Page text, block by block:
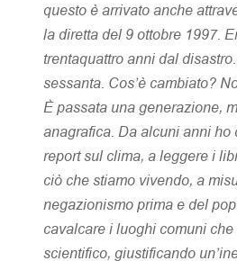
questo è arrivato anche
la diretta del 9 ottobre 1997.
trentaquattro anni dal
sessanta. Cos’è cambiato?
È passata una generazione,
anagrafica. Da alcuni anni ho
report sul clima, a leggere i
ciò che stiamo vivendo, a
negazionismo prima e del
cavalcare i luoghi comuni
scientifico, giustificando